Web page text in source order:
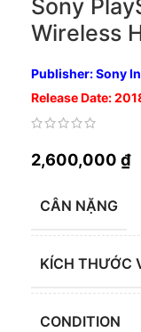
Sony
Wireless
Publisher: Sony
Release Date:
2,600,000 ₫
CÂN NẶNG
KÍCH THƯỚC
CONDITION